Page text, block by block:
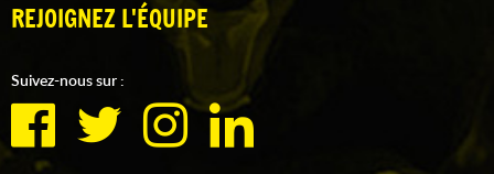
REJOIGNEZ L'ÉQUIPE
Suivez-nous sur :